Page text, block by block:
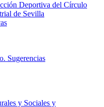
Deportiva del Círculo
de Sevilla
Sugerencias
y Sociales y